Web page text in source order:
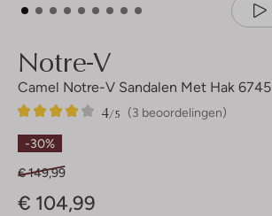
Notre-V
Camel Notre-V Sandalen Met Hak 6745
(3 beoordelingen)
4/5
3
4
Sterren
-30%
€ 149,99
€ 104,99